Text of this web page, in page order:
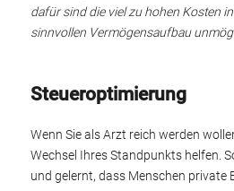
dafür sind die viel zu hohen Kosten
sinnvollen Vermögensaufbau
Steueroptimierung
Wenn Sie als Arzt reich werden
Wechsel Ihres Standpunkts helfen.
und gelernt, dass Menschen private